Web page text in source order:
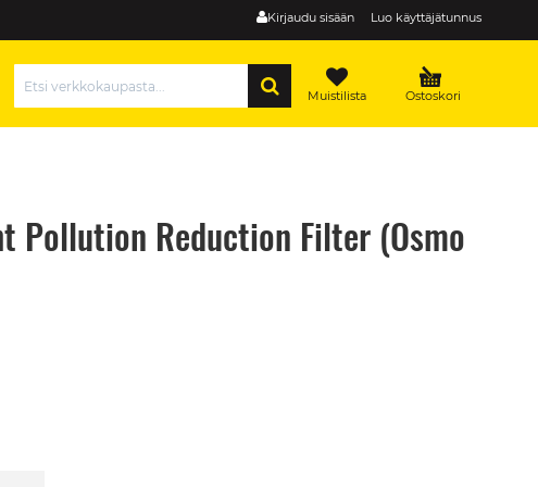
Kirjaudu sisään Luo käyttäjätunnus
Ostoskori
Muistilista
Pollution Reduction Filter (Osmo